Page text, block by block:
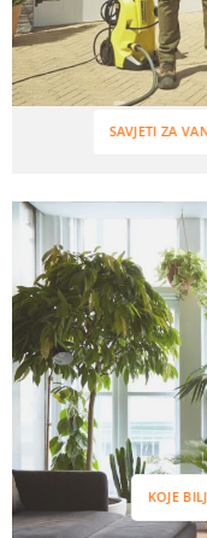
SAVJETI ZA
KOJE